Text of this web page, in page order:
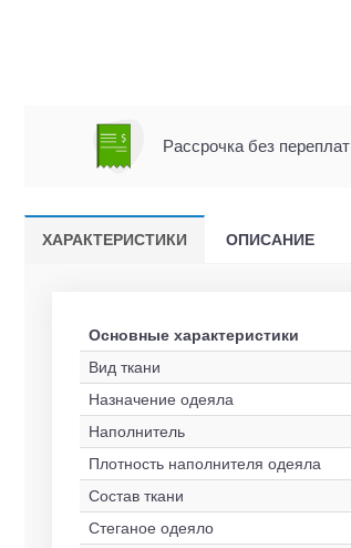
Рассрочка без переплат
ХАРАКТЕРИСТИКИ ОПИСАНИЕ
Основные характеристики
Вид ткани
Назначение одеяла
Наполнитель
Плотность наполнителя одеяла
Состав ткани
Стеганое одеяло